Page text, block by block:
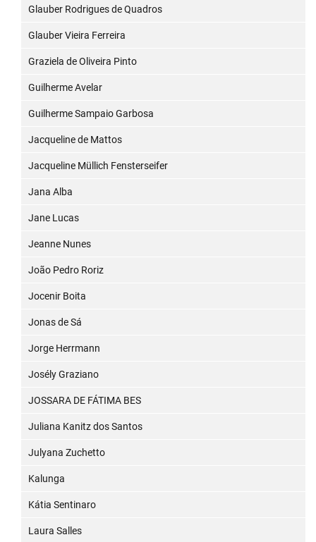
Glauber Rodrigues de Quadros
Glauber Vieira Ferreira
Graziela de Oliveira Pinto
Guilherme Avelar
Guilherme Sampaio Garbosa
Jacqueline de Mattos
Jacqueline Müllich Fensterseifer
Jana Alba
Jane Lucas
Jeanne Nunes
João Pedro Roriz
Jocenir Boita
Jonas de Sá
Jorge Herrmann
Josély Graziano
JOSSARA DE FÁTIMA BES
Juliana Kanitz dos Santos
Julyana Zuchetto
Kalunga
Kátia Sentinaro
Laura Salles